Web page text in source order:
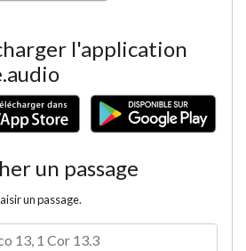
l'application
un passage
un passage.